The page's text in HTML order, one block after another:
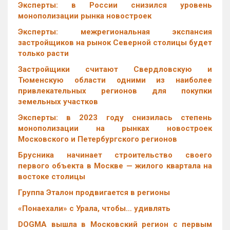
Эксперты: в России снизился уровень
монополизации рынка новостроек
Эксперты: межрегиональная экспансия
застройщиков на рынок Северной столицы будет
только расти
Застройщики считают Свердловскую и
Тюменскую области одними из наиболее
привлекательных регионов для покупки
земельных участков
Эксперты: в 2023 году снизилась степень
монополизации на рынках новостроек
Московского и Петербургского регионов
Брусника начинает строительство своего
первого объекта в Москве — жилого квартала на
востоке столицы
Группа Эталон продвигается в регионы
«Понаехали» с Урала, чтобы… удивлять
DOGMA вышла в Московский регион с первым